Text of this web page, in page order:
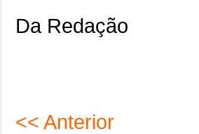
Da Redação
<< Anterior